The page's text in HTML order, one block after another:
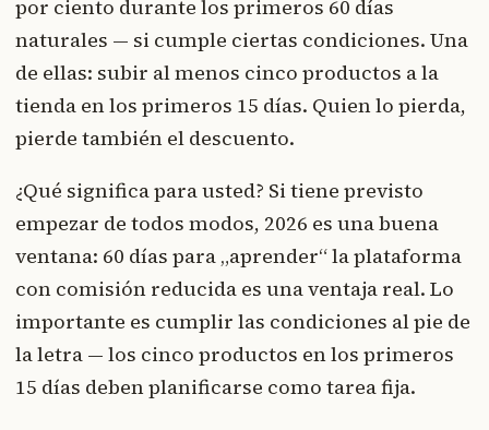
por ciento durante los primeros 60 días
naturales — si cumple ciertas condiciones. Una
de ellas: subir al menos cinco productos a la
tienda en los primeros 15 días. Quien lo pierda,
pierde también el descuento.
¿Qué significa para usted? Si tiene previsto
empezar de todos modos, 2026 es una buena
ventana: 60 días para „aprender“ la plataforma
con comisión reducida es una ventaja real. Lo
importante es cumplir las condiciones al pie de
la letra — los cinco productos en los primeros
15 días deben planificarse como tarea fija.